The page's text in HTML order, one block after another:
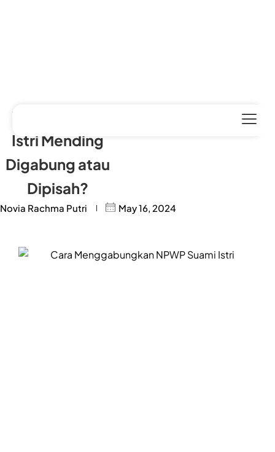
NPWP Suami
Istri Mending
Digabung atau
Dipisah?
Novia Rachma Putri May 16, 2024